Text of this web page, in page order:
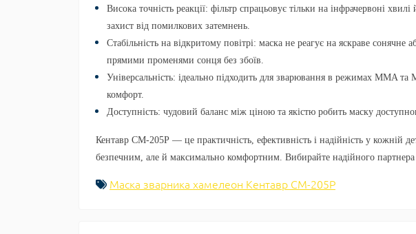
Висока точність реакції: фільтр спрацьовує тільки на інфрачервоні
захист від помилкових затемнень.
Стабільність на відкритому повітрі: маска не реагує на яскраве сонячне
прямими променями сонця без збоїв.
Універсальність: ідеально підходить для зварювання в режимах MMA
комфорт.
Доступність: чудовий баланс між ціною та якістю робить маску
Кентавр СМ-205Р — це практичність, ефективність і надійність у кожній
безпечним, але й максимально комфортним. Вибирайте надійного партнера
Маска зварника хамелеон Кентавр СМ-205Р